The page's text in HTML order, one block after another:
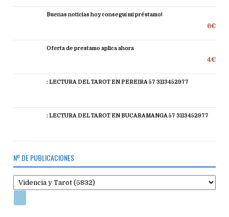
Buenas noticias hoy conseguí mi préstamo!
6€
Oferta de prestamo aplica ahora
4€
: LECTURA DEL TAROT EN PEREIRA 57 3113452977
: LECTURA DEL TAROT EN BUCARAMANGA 57 3113452977
Nº DE PUBLICACIONES